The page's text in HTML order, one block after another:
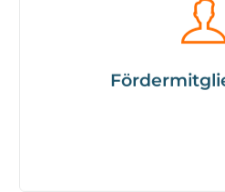
Werde Fördermitglied